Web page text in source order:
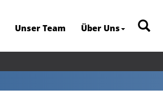
Unser Team Über Uns